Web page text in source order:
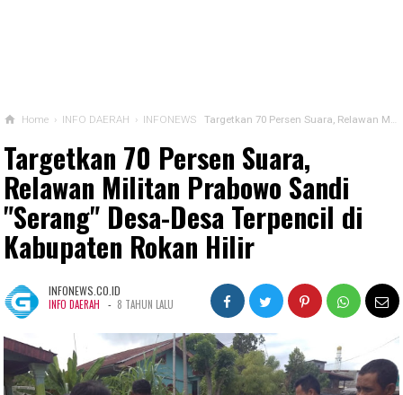
Home › INFO DAERAH › INFONEWS Targetkan 70 Persen Suara, Relawan Militan Prabowo Sandi "Serang" Desa-Desa Terpencil di Kabupaten Rokan Hilir
Targetkan 70 Persen Suara,
Relawan Militan Prabowo Sandi
"Serang" Desa-Desa Terpencil di
Kabupaten Rokan Hilir
INFONEWS.CO.ID
INFO DAERAH - 8 TAHUN LALU